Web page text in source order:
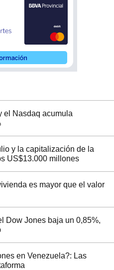
el Nasdaq acumula
y la capitalización de la
US$13.000 millones
es mayor que el valor
Dow Jones baja un 0,85%,
en Venezuela?: Las